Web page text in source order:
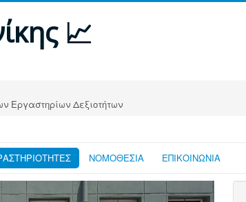
📈
Εργαστηρίων Δεξιοτήτων
ΝΟΜΟΘΕΣΙΑ ΕΠΙΚΟΙΝΩΝΙΑ